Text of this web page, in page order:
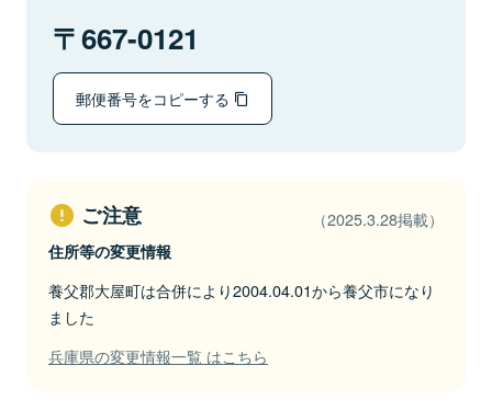
667-0121
郵便番号をコピーする
ご注意 （2025.3.28掲載）
住所等の変更情報
養父郡大屋町は合併により2004.04.01から養父市になり
ました
兵庫県の変更情報一覧 はこちら